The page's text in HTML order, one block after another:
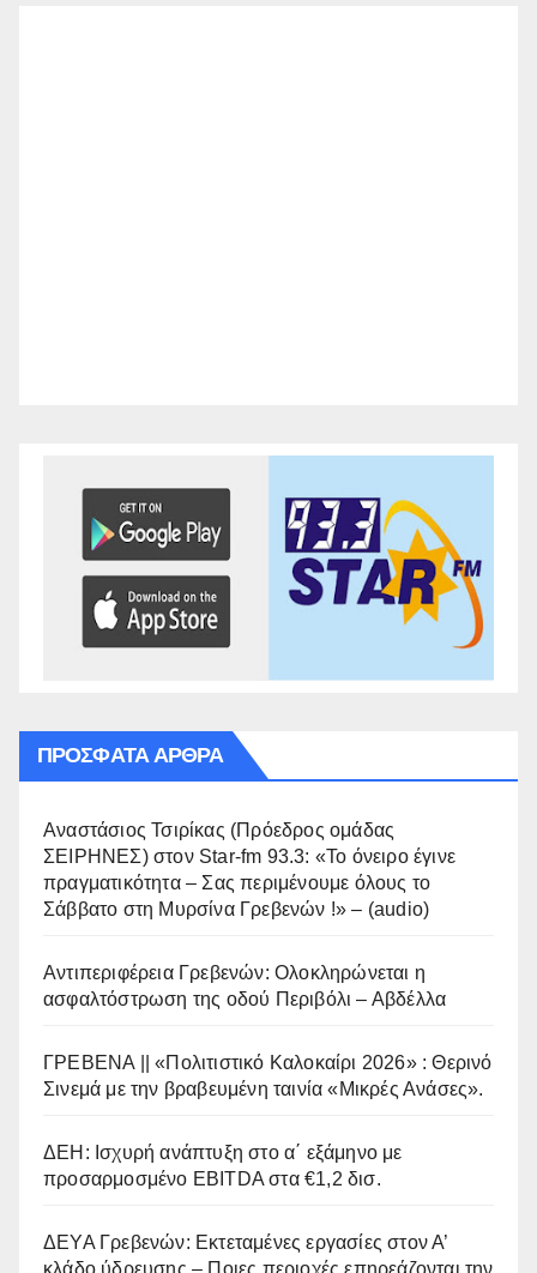
ΠΡΌΣΦΑΤΑ ΆΡΘΡΑ
Αναστάσιος Τσιρίκας (Πρόεδρος ομάδας
ΣΕΙΡΗΝΕΣ) στον Star-fm 93.3: «Το όνειρο έγινε
πραγματικότητα – Σας περιμένουμε όλους το
Σάββατο στη Μυρσίνα Γρεβενών !» – (audio)
Αντιπεριφέρεια Γρεβενών: Ολοκληρώνεται η
ασφαλτόστρωση της οδού Περιβόλι – Αβδέλλα
ΓΡΕΒΕΝΑ || «Πολιτιστικό Καλοκαίρι 2026» : Θερινό
Σινεμά με την βραβευμένη ταινία «Μικρές Ανάσες».
ΔΕΗ: Ισχυρή ανάπτυξη στο α΄ εξάμηνο με
προσαρμοσμένο EBITDA στα €1,2 δισ.
ΔΕΥΑ Γρεβενών: Εκτεταμένες εργασίες στον Α’
κλάδο ύδρευσης – Ποιες περιοχές επηρεάζονται την